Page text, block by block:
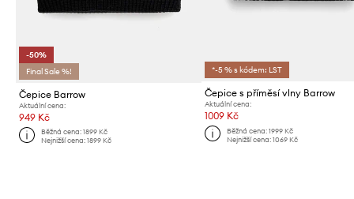
-50%
Final Sale %!
Čepice Barrow
Aktuální cena:
949 Kč
Běžná cena:1899 Kč
Nejnižší cena:1899 Kč
*-5 % s kódem: LST
Čepice s příměsí vlny Barrow
Aktuální cena:
1009 Kč
Běžná cena: 1999 Kč
Nejnižší cena: 1069 Kč